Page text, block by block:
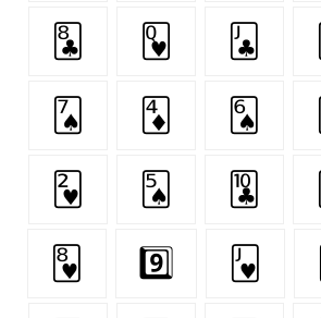
🃘 🂽 🃛
🂧 🃄 🂦
🂲 🂥 🃚
🂸 9️⃣ 🂻